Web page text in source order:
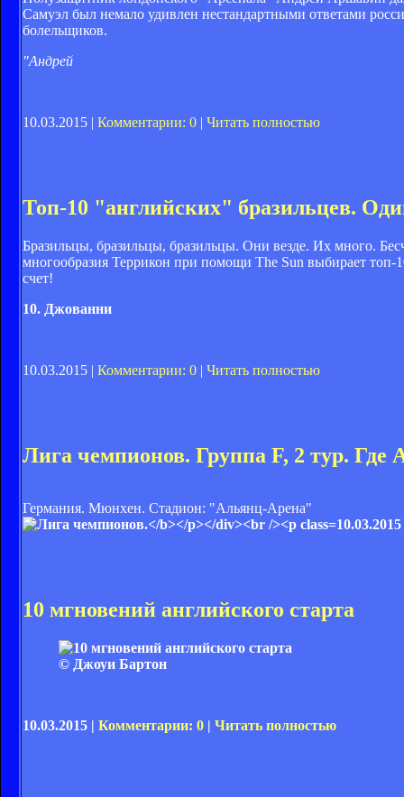
Самуэл был немало удивлен нестандартными ответами
болельщиков.
"Андрей
10.03.2015 | Комментарии: 0 | Читать полностью
Топ-10 "английских" бразильцев.
Бразильцы, бразильцы, бразильцы. Они везде. Их много.
многообразия Террикон при помощи The Sun выбирает
счет!
10. Джованни
10.03.2015 | Комментарии: 0 | Читать полностью
Лига чемпионов. Группа F, 2 тур. Где
Германия. Мюнхен. Стадион: "Альянц-Арена"
10 мгновений английского старта
© Джоуи Бартон
10.03.2015 | Комментарии: 0 | Читать полностью